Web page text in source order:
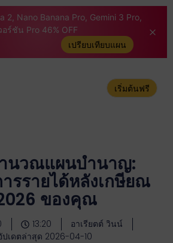
2, Nano Banana Pro, Gemini 3 Pro,
ร์ชัน Pro 46% OFF
เปรียบเทียบแผน
เริ่มต้นฟรี
นวณแผนบำนาญ:
รรายได้หลังเกษียณ
ของคุณ
13:20
อาเรียตต์ วินน์
ปเดตล่าสุด 2026-04-10